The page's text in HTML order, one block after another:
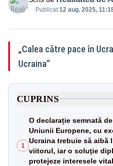
Publicat:12 aug. 2025,
„Calea către pace în
Ucraina”
CUPRINS
1
O declarație semnată
Uniunii Europene, cu
Ucraina trebuie să aibă
viitorul, iar o soluţie
protejeze interesele